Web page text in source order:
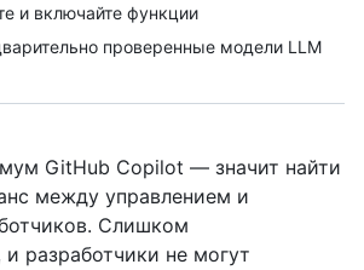
и включайте функции
проверенные модели LLM
GitHub Copilot — значит найти
между управлением и
Слишком
и разработчики не могут